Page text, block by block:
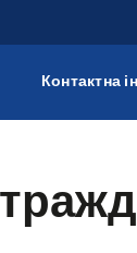
Контактна